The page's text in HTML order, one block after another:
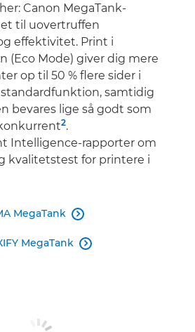
Canon MegaTank-
til uovertruffen
effektivitet. Print i
(Eco Mode) giver dig mere
op til 50 % flere sider i
samtidig
bevares lige så godt som
2.
Intelligence-rapporter om
kvalitetstest for printere i
MegaTank 
MegaTank 